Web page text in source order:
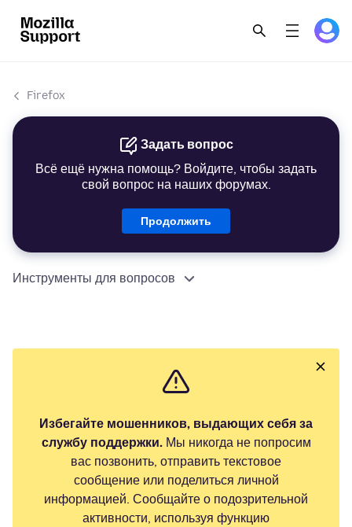
Firefox
Задать вопрос
Всё ещё нужна помощь? Войдите, чтобы задать
свой вопрос на наших форумах.
Продолжить
Инструменты для вопросов
Избегайте мошенников, выдающих себя за
службу поддержки.Мы никогда не попросим
вас позвонить, отправить текстовое
сообщение или поделиться личной
информацией. Сообщайте о подозрительной
активности, используя функцию